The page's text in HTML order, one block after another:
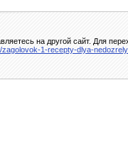
на другой сайт. Для
1-recepty-dlya-